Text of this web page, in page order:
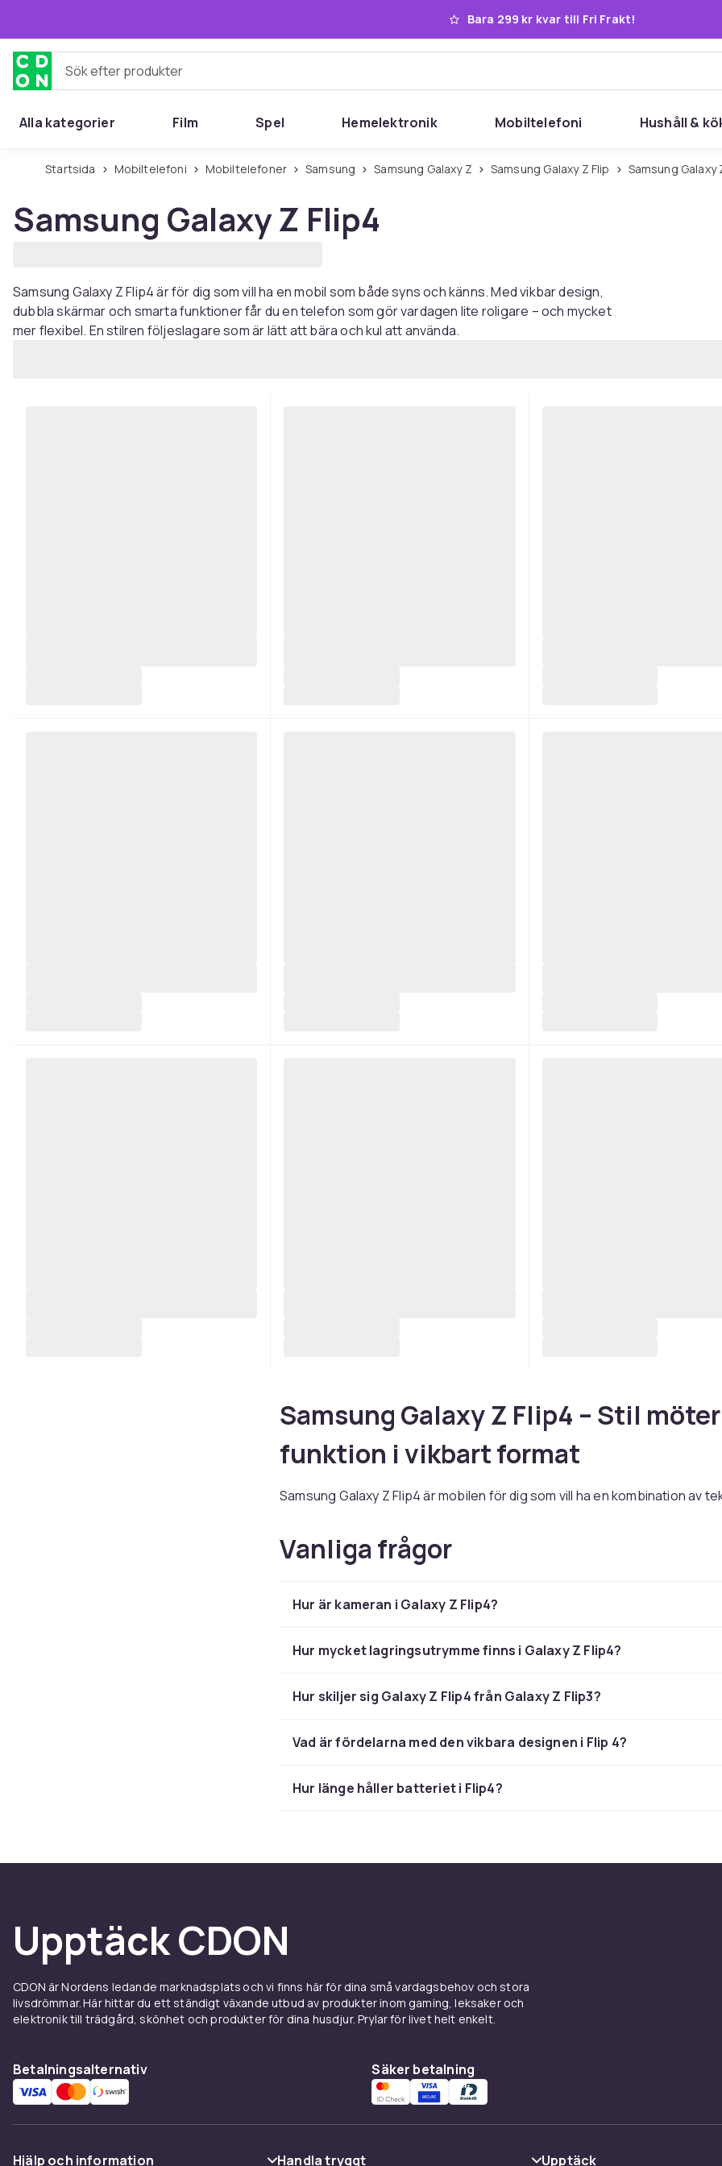
Bara 299 kr kvar till Fri Frakt!
Sök efter produkter
Alla kategorier Film Spel Hemelektronik Mobiltelefoni Hushåll &
Startsida Mobiltelefoni Mobiltelefoner Samsung Samsung Galaxy Z Samsung Galaxy Z Flip Samsung Galaxy
Samsung Galaxy Z Flip4
Samsung Galaxy Z Flip4 är för dig som vill ha en mobil som både syns och känns. Med vikbar design,
dubbla skärmar och smarta funktioner får du en telefon som gör vardagen lite roligare – och mycket
mer flexibel. En stilren följeslagare som är lätt att bära och kul att använda.
Samsung Galaxy Z Flip4 – Stil möter
funktion i vikbart format
Samsung Galaxy Z Flip4 är mobilen för dig som vill ha en kombination av
prestanda blir den ett naturligt val för dig som vill sticka ut – utan att tumma
funktion. Flip4 är både smidig att bära med sig och rolig att använda,
Två skärmar, fler möjligheter
Huvudskärmen på 6,7 tum är en skarp och färgstark Dynamic AMOLED med
dessutom en 1,9-tums skärm som låter dig hantera notiser, styra musik
mobilen får plats i handväskan, jackfickan eller minsta clutch.
Kamera för nya vinklar
Kompakt kraft för dig med höga krav
Trots sitt smidiga yttre är Galaxy Z Flip4 en fullfjädrad smartphone. Den är
klassad för vattentålighet, byggd med Armor Aluminum och Gorilla Glass
Upptäck Samsung Galaxy Z Flip4
Vanliga frågor
Hur är kameran i Galaxy Z Flip4?
Hur mycket lagringsutrymme finns i Galaxy Z Flip4?
Hur skiljer sig Galaxy Z Flip4 från Galaxy Z Flip3?
Vad är fördelarna med den vikbara designen i Flip 4?
Hur länge håller batteriet i Flip4?
Upptäck CDON
CDON är Nordens ledande marknadsplats och vi finns här för dina små vardagsbehov och stora
livsdrömmar. Här hittar du ett ständigt växande utbud av produkter inom gaming, leksaker och
elektronik till trädgård, skönhet och produkter för dina husdjur. Prylar för livet helt enkelt.
Betalningsalternativ Säker betalning
Hjälp och information Handla tryggt Upptäck